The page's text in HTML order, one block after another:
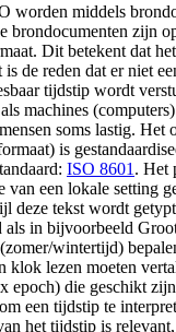
worden middels
brondocumenten zijn
Dit betekent dat
de reden dat er niet
tijdstip wordt
machines
soms lastig. Het
is
ISO 8601 . Het
van een lokale setting
deze tekst wordt
als in bijvoorbeeld
wintertijd)
klok lezen moeten
epoch) die geschikt
een tijdstip te
het tijdstip is